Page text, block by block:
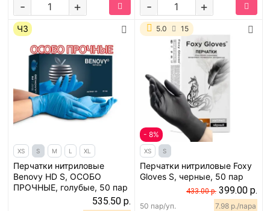
+
- +
-
ЧЗ
XS S M L XL
Перчатки нитриловые
Benovy HD S, ОСОБО
ПРОЧНЫЕ, голубые, 50 пар
535.50 р.
5.0 15
- 8%
XS S
Перчатки нитриловые Foxy
Gloves S, черные, 50 пар
433.00 р. 399.00 р.
50 пар/уп. 7.98 р./пара